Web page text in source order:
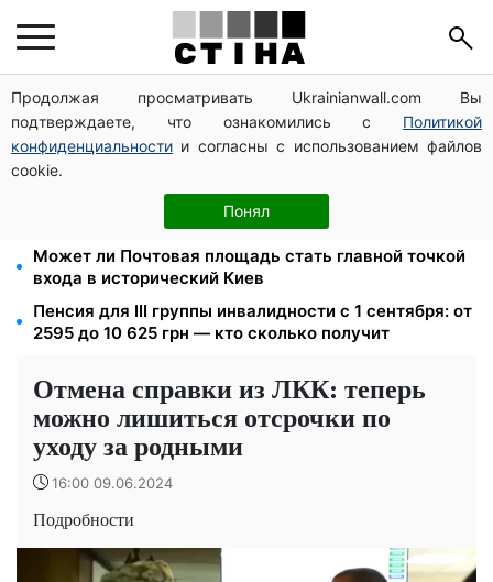
Продолжая просматривать Ukrainianwall.com Вы
подтверждаете, что ознакомились с Политикой
конфиденциальности и согласны с использованием файлов
cookie.
Понял
10 заявок — и МСЦ МВД приедет в громаду: обмен
прав, регистрация авто и международное
удостоверение
Мавики, зарядные станции и аппараты для
реанимации: Христианский корпус передал груз на
Запорожское и Покровское направления
Может ли Почтовая площадь стать главной точкой
входа в исторический Киев
Пенсия для III группы инвалидности с 1 сентября: от
2595 до 10 625 грн — кто сколько получит
Отмена справки из ЛКК: теперь
можно лишиться отсрочки по
уходу за родными
16:00 09.06.2024
Подробности